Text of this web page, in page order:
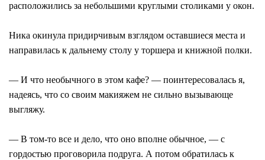
расположились за небольшими круглыми столиками у окон.
Ника окинула придирчивым взглядом оставшиеся места и
направилась к дальнему столу у торшера и книжной полки.
— И что необычного в этом кафе? — поинтересовалась я,
надеясь, что со своим макияжем не сильно вызывающе
выгляжу.
— В том-то все и дело, что оно вполне обычное, — с
гордостью проговорила подруга. А потом обратилась к